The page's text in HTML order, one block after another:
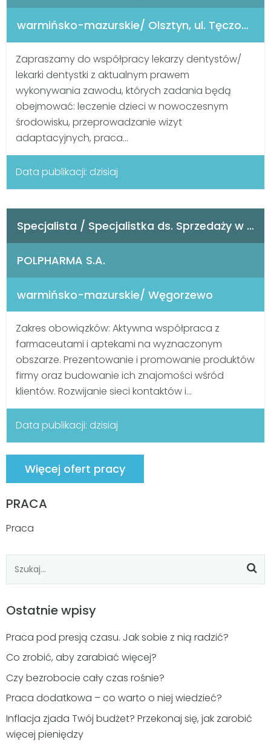
warmińsko-mazurskie/ Olsztyn, ul. Tęczowy Las 5
Zapraszamy do współpracy lekarzy dentystów/
lekarki dentystki z aktualnym prawem
wykonywania zawodu, których zadania będą
obejmować: leczenie dzieci w nowoczesnym
środowisku, przeprowadzanie wizyt
adaptacyjnych, praca...
Data publikacji: dzisiaj
Specjalista / Specjalistka ds. Sprzedaży w Branży Farmaceutycznej
POLPHARMA S.A.
warmińsko-mazurskie/ Węgorzewo
Zakres obowiązków: Aktywna współpraca z
farmaceutami i aptekami na wyznaczonym
obszarze. Prezentowanie i promowanie produktów
firmy oraz budowanie ich znajomości wśród
klientów. Rozwijanie sieci kontaktów i...
Data publikacji: dzisiaj
Więcej ofert pracy
PRACA
Praca
Ostatnie wpisy
Praca pod presją czasu. Jak sobie z nią radzić?
Co zrobić, aby zarabiać więcej?
Czy bezrobocie cały czas rośnie?
Praca dodatkowa – co warto o niej wiedzieć?
Inflacja zjada Twój budżet? Przekonaj się, jak zarobić
więcej pieniędzy